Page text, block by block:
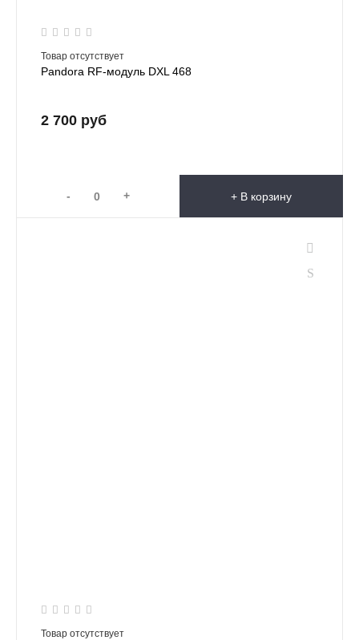
Товар отсутствует
Pandora RF-модуль DXL 468
2 700 руб
- + + В корзину
Товар отсутствует